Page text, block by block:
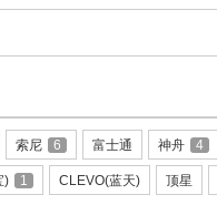
索尼 6 富士通 神舟 4
) 1 CLEVO(蓝天) 顶星